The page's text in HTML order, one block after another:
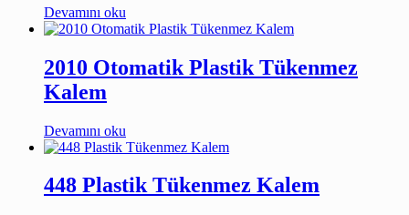
Devamını oku
2010 Otomatik Plastik Tükenmez
Kalem
Devamını oku
448 Plastik Tükenmez Kalem